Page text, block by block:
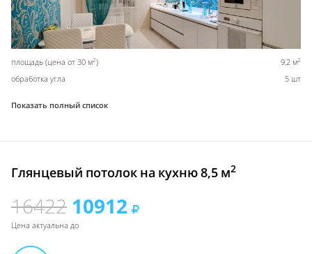
площадь (цена от 30 м2) 9,2 м2
обработка угла 5 шт
Показать полный список
Глянцевый потолок на кухню 8,5 м2
16422 10912
Цена актуальна до